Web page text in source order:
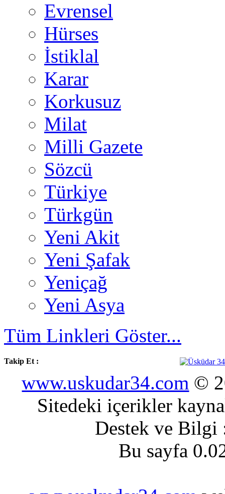
Evrensel
Hürses
İstiklal
Karar
Korkusuz
Milat
Milli Gazete
Sözcü
Türkiye
Türkgün
Yeni Akit
Yeni Şafak
Yeniçağ
Yeni Asya
Tüm Linkleri Göster...
Takip Et :
www.uskudar34.com ©
Sitedeki içerikler
Destek ve
Bu sayfa